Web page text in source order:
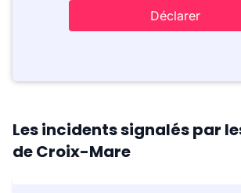
Déclarer
Les incidents signalés par
de Croix-Mare